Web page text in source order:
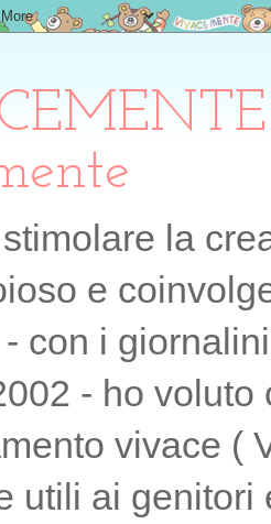
la
e
con i
- ho
vivace (
utili ai